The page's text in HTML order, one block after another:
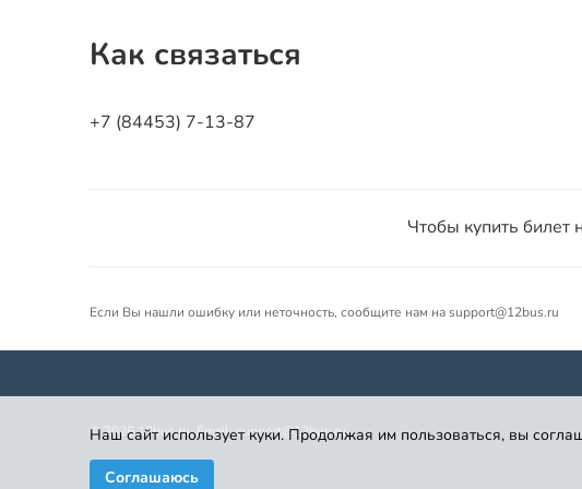
Как связаться
+7 (84453) 7-13-87
Чтобы купить билет
Если Вы нашли ошибку или неточность, сообщите нам на support@12bus.ru
©202612bus.ru. Email: support@12bus.ru
Наш сайт использует куки. Продолжая им пользоваться, вы
Соглашаюсь